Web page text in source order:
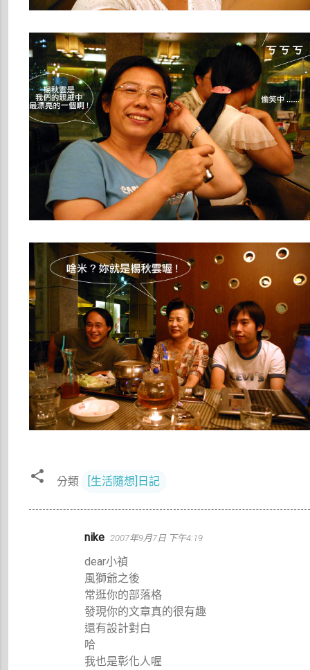
分類 [生活隨想]日記
nike 2007年9月7日 下午4:19
dear小禎
風獅爺之後
常逛你的部落格
發現你的文章真的很有趣
還有設計對白
哈
我也是彰化人喔